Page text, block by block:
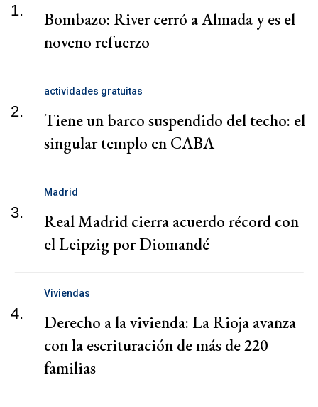
1.
Bombazo: River cerró a Almada y es el
noveno refuerzo
2.
actividades gratuitas
Tiene un barco suspendido del techo: el
singular templo en CABA
3.
Madrid
Real Madrid cierra acuerdo récord con
el Leipzig por Diomandé
4.
Viviendas
Derecho a la vivienda: La Rioja avanza
con la escrituración de más de 220
familias